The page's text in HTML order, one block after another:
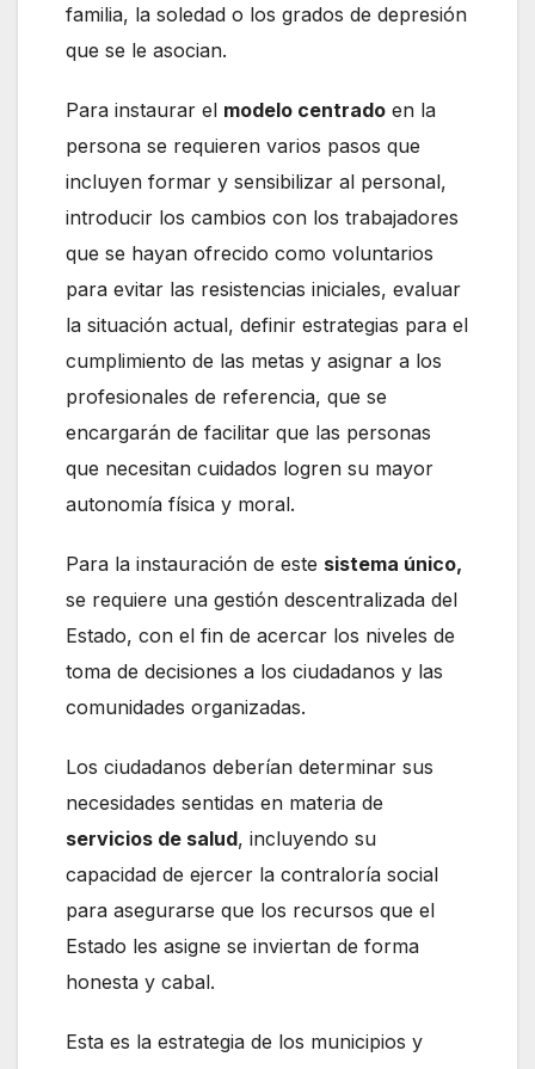
familia, la soledad o los grados de depresión
que se le asocian.
Para instaurar el modelo centrado en la
persona se requieren varios pasos que
incluyen formar y sensibilizar al personal,
introducir los cambios con los trabajadores
que se hayan ofrecido como voluntarios
para evitar las resistencias iniciales, evaluar
la situación actual, definir estrategias para el
cumplimiento de las metas y asignar a los
profesionales de referencia, que se
encargarán de facilitar que las personas
que necesitan cuidados logren su mayor
autonomía física y moral.
Para la instauración de este sistema único,
se requiere una gestión descentralizada del
Estado, con el fin de acercar los niveles de
toma de decisiones a los ciudadanos y las
comunidades organizadas.
Los ciudadanos deberían determinar sus
necesidades sentidas en materia de
servicios de salud, incluyendo su
capacidad de ejercer la contraloría social
para asegurarse que los recursos que el
Estado les asigne se inviertan de forma
honesta y cabal.
Esta es la estrategia de los municipios y